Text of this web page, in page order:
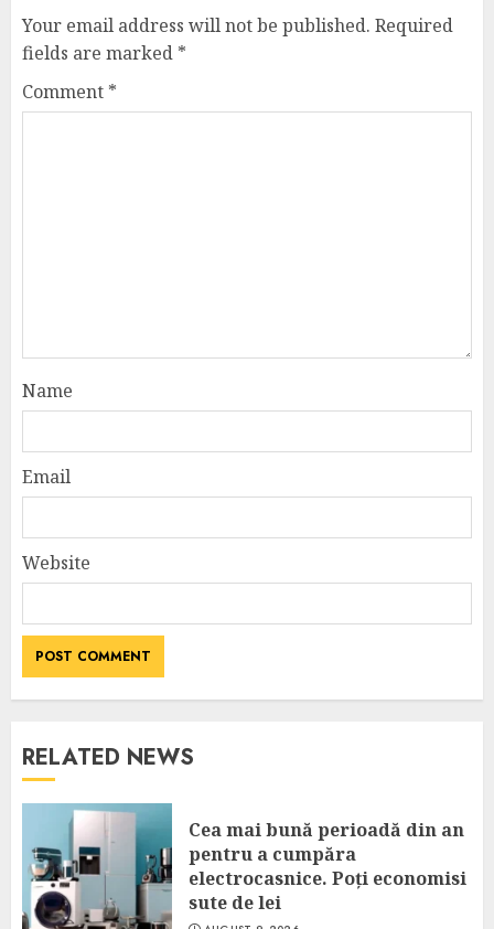
Your email address will not be published. Required
fields are marked *
Comment *
Name
Email
Website
RELATED NEWS
Cea mai bună perioadă din an
pentru a cumpăra
electrocasnice. Poți economisi
sute de lei